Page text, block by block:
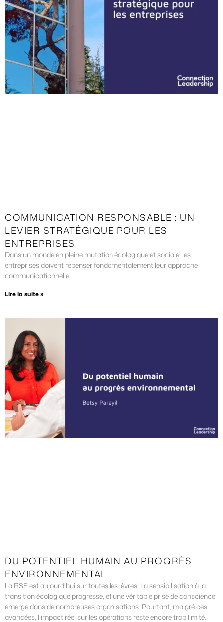
COMMUNICATION RESPONSABLE : UN
LEVIER STRATÉGIQUE POUR LES
ENTREPRISES
Dans un monde en pleine mutation écologique et sociale, les
entreprises doivent repenser fondamentalement leur approche
communicationnelle.
Lire la suite »
DU POTENTIEL HUMAIN AU PROGRÈS
ENVIRONNEMENTAL
La RSE est aujourd’hui sur toutes les lèvres. La sensibilisation à la
transition écologique progresse, et une véritable prise de conscience
émerge dans de nombreuses organisations. Pourtant, malgré ces
avancées, l’impact réel sur les opérations reste encore trop limité.